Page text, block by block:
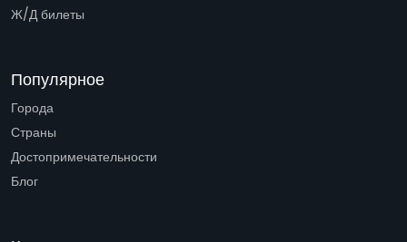
Ж/Д билеты
Популярное
Города
Страны
Достопримечательности
Блог